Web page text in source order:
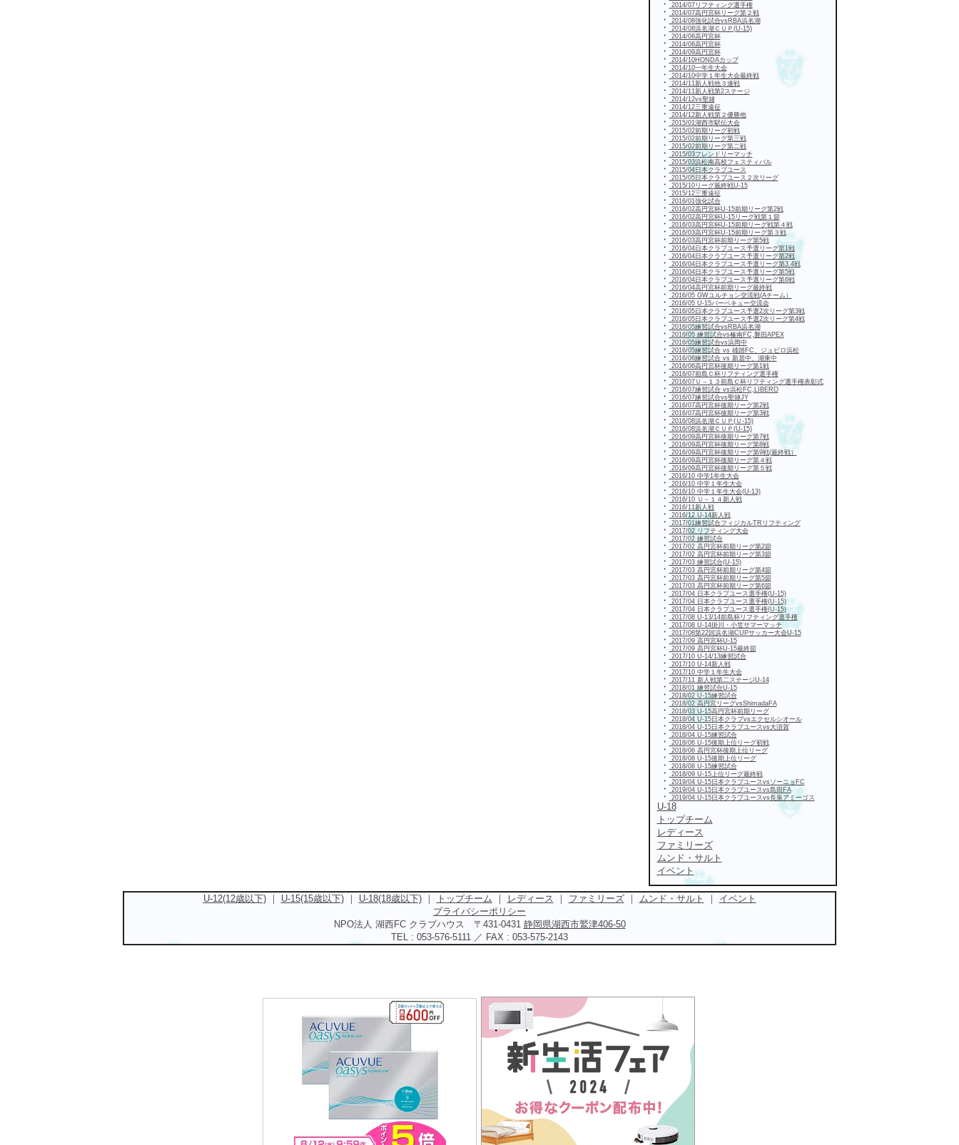
・ 2014/07リフティング選手権
・ 2014/07高円宮杯リーグ第２戦
・ 2014/08強化試合vsRBA浜名湖
・ 2014/08浜名湖ＣＵＰ(U-15)
・ 2014/08高円宮杯
・ 2014/08高円宮杯
・ 2014/09高円宮杯
・ 2014/10HONDAカップ
・ 2014/10一年生大会
・ 2014/10中学１年生大会最終戦
・ 2014/11新人戦他３連戦
・ 2014/11新人戦第2ステージ
・ 2014/12vs聖隷
・ 2014/12三重遠征
・ 2014/12新人戦第２優勝他
・ 2015/01湖西市駅伝大会
・ 2015/02前期リーグ初戦
・ 2015/02前期リーグ第三戦
・ 2015/02前期リーグ第二戦
・ 2015/03フレンドリーマッチ
・ 2015/03浜松南高校フェスティバル
・ 2015/04日本クラブユース
・ 2015/05日本クラブユース２次リーグ
・ 2015/10リーグ最終戦U-15
・ 2015/12三重遠征
・ 2016/01強化試合
・ 2016/02高円宮杯U-15前期リーグ第2戦
・ 2016/02高円宮杯U-15リーグ戦第１節
・ 2016/03高円宮杯U-15前期リーグ戦第４戦
・ 2016/03高円宮杯U-15前期リーグ第３戦
・ 2016/03高円宮杯前期リーグ第5戦
・ 2016/04日本クラブユース予選リーグ第1戦
・ 2016/04日本クラブユース予選リーグ第2戦
・ 2016/04日本クラブユース予選リーグ第3.4戦
・ 2016/04日本クラブユース予選リーグ第5戦
・ 2016/04日本クラブユース予選リーグ第6戦
・ 2016/04高円宮杯前期リーグ最終戦
・ 2016/05 GWユルチョン交流戦(Aチーム）
・ 2016/05 U-15バーベキュー交流会
・ 2016/05日本クラブユース予選2次リーグ第3戦
・ 2016/05日本クラブユース予選2次リーグ第4戦
・ 2016/05練習試合vsRBA浜名湖
・ 2016/05 練習試合vs榛南FC,磐田APEX
・ 2016/05練習試合vs浜岡中
・ 2016/05練習試合 vs 雄踏FC、ジュビロ浜松
・ 2016/06練習試合 vs 新居中、湖東中
・ 2016/06高円宮杯後期リーグ第1戦
・ 2016/07前島Ｃ杯リフティング選手権
・ 2016/07Ｕ－１３前島Ｃ杯リフティング選手権表彰式
・ 2016/07練習試合 vs浜松FC,LIBERO
・ 2016/07練習試合vs聖隷JY
・ 2016/07高円宮杯後期リーグ第2戦
・ 2016/07高円宮杯後期リーグ第3戦
・ 2016/08浜名湖ＣＵＰ(Ｕ-15)
・ 2016/08浜名湖ＣＵＰ(U-15)
・ 2016/09高円宮杯後期リーグ第7戦
・ 2016/09高円宮杯後期リーグ第8戦
・ 2016/09高円宮杯後期リーグ第9戦(最終戦）
・ 2016/09高円宮杯後期リーグ第４戦
・ 2016/09高円宮杯後期リーグ第５戦
・ 2016/10 中学1年生大会
・ 2016/10 中学１年生大会
・ 2016/10 中学１年生大会(U-13)
・ 2016/10 Ｕ－１４新人戦
・ 2016/11新人戦
・ 2016/12 U-14新人戦
・ 2017/01練習試合フィジカルTRリフティング
・ 2017/02 リフティング大会
・ 2017/02 練習試合
・ 2017/02 高円宮杯前期リーグ第2節
・ 2017/02 高円宮杯前期リーグ第3節
・ 2017/03 練習試合(U-15)
・ 2017/03 高円宮杯前期リーグ第4節
・ 2017/03 高円宮杯前期リーグ第5節
・ 2017/03 高円宮杯前期リーグ第6節
・ 2017/04 日本クラブユース選手権(U-15)
・ 2017/04 日本クラブユース選手権(U-15)
・ 2017/04 日本クラブユース選手権(U-15)
・ 2017/08 U-13/14前島杯リフティング選手権
・ 2017/08 U-14掛川・小笠サマーマッチ
・ 2017/08第22回浜名湖CUPサッカー大会U-15
・ 2017/09 高円宮杯U-15
・ 2017/09 高円宮杯U-15最終節
・ 2017/10 U-14/13練習試合
・ 2017/10 U-14新人戦
・ 2017/10 中学１年生大会
・ 2017/11 新人戦第二ステージU-14
・ 2018/01 練習試合U-15
・ 2018/02 U-15練習試合
・ 2018/02 高円宮リーグvsShimadaFA
・ 2018/03 U-15高円宮杯前期リーグ
・ 2018/04 U-15日本クラブvsエクセルシオール
・ 2018/04 U-15日本クラブユースvs大須賀
・ 2018/04 U-15練習試合
・ 2018/06 U-15後期上位リーグ初戦
・ 2018/06 高円宮杯後期上位リーグ
・ 2018/08 U-15後期上位リーグ
・ 2018/08 U-15練習試合
・ 2018/09 U-15上位リーグ最終戦
・ 2019/04 U-15日本クラブユースvsソーニョFC
・ 2019/04 U-15日本クラブユースvs島田FA
・ 2019/04 U-15日本クラブユースvs長泉アミーゴス
U-18
トップチーム
レディース
ファミリーズ
ムンド・サルト
イベント
U-12(12歳以下)｜ U-15(15歳以下)｜ U-18(18歳以下)｜ トップチーム ｜ レディース ｜ ファミリーズ｜ ムンド・サルト ｜ イベント
プライバシーポリシー
NPO法人 湖西FC クラブハウス 〒431-0431 静岡県湖西市鷲津406-50
TEL : 053-576-5111 ／ FAX : 053-575-2143